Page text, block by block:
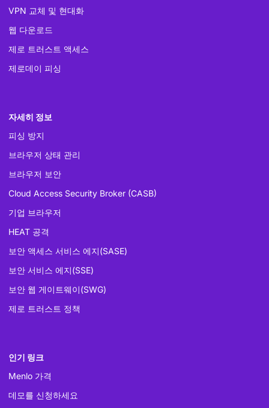
VPN 교체 및 현대화
웹 다운로드
제로 트러스트 액세스
제로데이 피싱
자세히 정보
피싱 방지
브라우저 상태 관리
브라우저 보안
Cloud Access Security Broker (CASB)
기업 브라우저
HEAT 공격
보안 액세스 서비스 에지(SASE)
보안 서비스 에지(SSE)
보안 웹 게이트웨이(SWG)
제로 트러스트 정책
인기 링크
Menlo 가격
데모를 신청하세요